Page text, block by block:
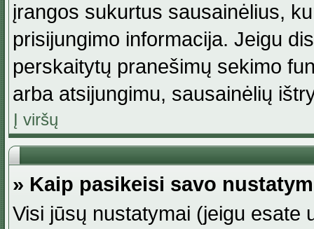
įrangos sukurtus sausainėlius,
prisijungimo informacija. Jeigu
perskaitytų pranešimų sekimo
arba atsijungimu, sausainėlių
Į viršų
» Kaip pasikeisi savo
Visi jūsų nustatymai (jeigu esate